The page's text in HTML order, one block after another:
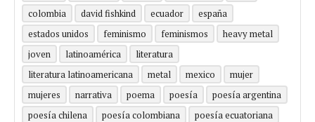
colombia
david fishkind ecuador
españa
estados unidos
feminismo feminismos
heavy metal
joven
latinoamérica
literatura
literatura latinoamericana
metal mexico
mujer
mujeres
narrativa poema poesía
poesía argentina
poesía chilena
poesía colombiana
poesía ecuatoriana